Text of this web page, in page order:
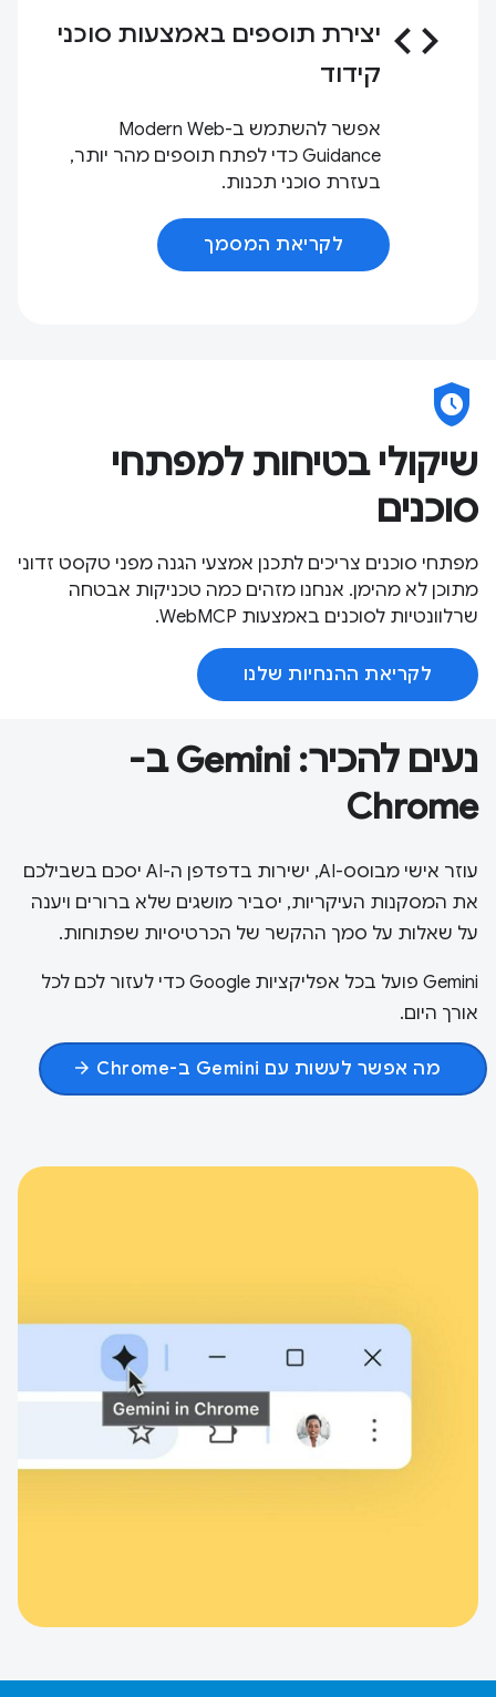
code יצירת תוספים באמצעות סוכני
קידוד
אפשר להשתמש ב-Modern Web
Guidance כדי לפתח תוספים מהר יותר,
בעזרת סוכני תכנות.
לקריאת המסמך
safety_check
שיקולי בטיחות למפתחי
סוכנים
מפתחי סוכנים צריכים לתכנן אמצעי הגנה מפני טקסט זדוני
מתוכן לא מהימן. אנחנו מזהים כמה טכניקות אבטחה
שרלוונטיות לסוכנים באמצעות WebMCP.
לקריאת ההנחיות שלנו
נעים להכיר: Gemini ב-
Chrome
עוזר אישי מבוסס-AI, ישירות בדפדפן ה-AI יסכם בשבילכם
את המסקנות העיקריות, יסביר מושגים שלא ברורים ויענה
על שאלות על סמך ההקשר של הכרטיסיות שפתוחות.
‫Gemini פועל בכל אפליקציות Google כדי לעזור לכם לכל
אורך היום.
מה אפשר לעשות עם Gemini ב-Chrome arrow_forward